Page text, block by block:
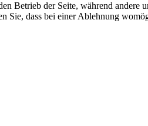
Betrieb der Seite, während
Sie, dass bei einer Ablehnung